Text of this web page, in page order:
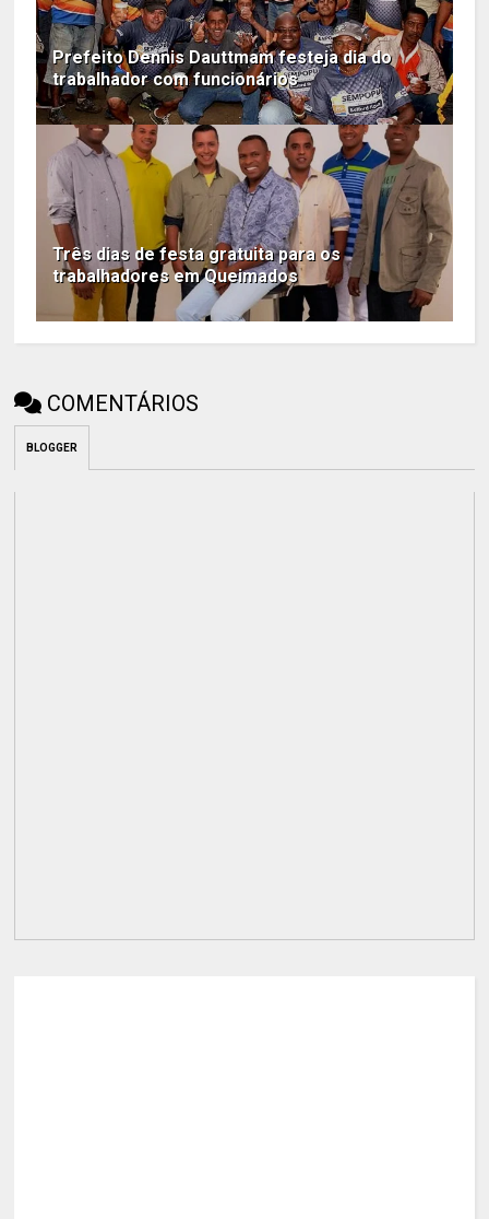
Prefeito Dennis Dauttmam festeja dia do
trabalhador com funcionários
Três dias de festa gratuita para os
trabalhadores em Queimados
COMENTÁRIOS
BLOGGER